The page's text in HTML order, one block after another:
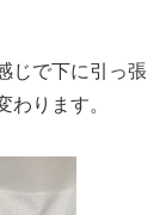
じで下に引っ張
わります。